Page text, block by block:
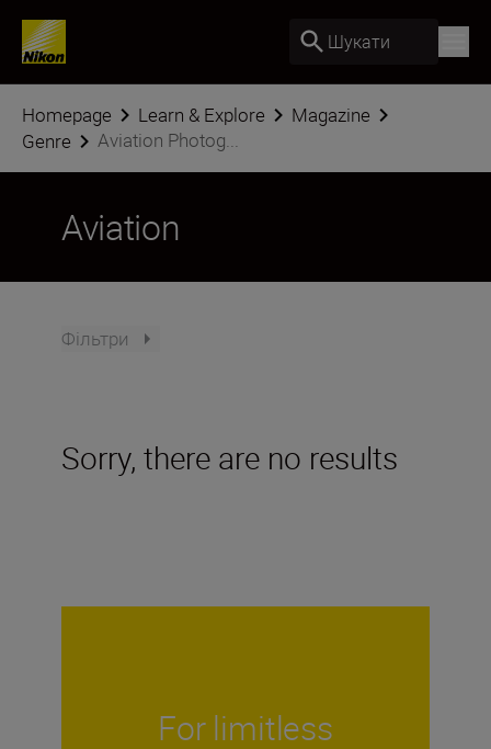
Шукати
Homepage Learn & Explore
Magazine
Genre
Aviation Photog...
Aviation
Фільтри
Sorry, there are no results
For limitless